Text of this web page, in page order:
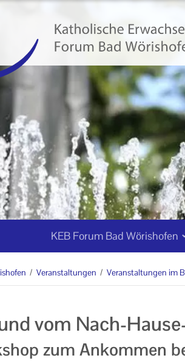
KEB Forum Bad Wörishofen
/ Veranstaltungen / Veranstaltungen im
vom Nach-
zum Ankommen